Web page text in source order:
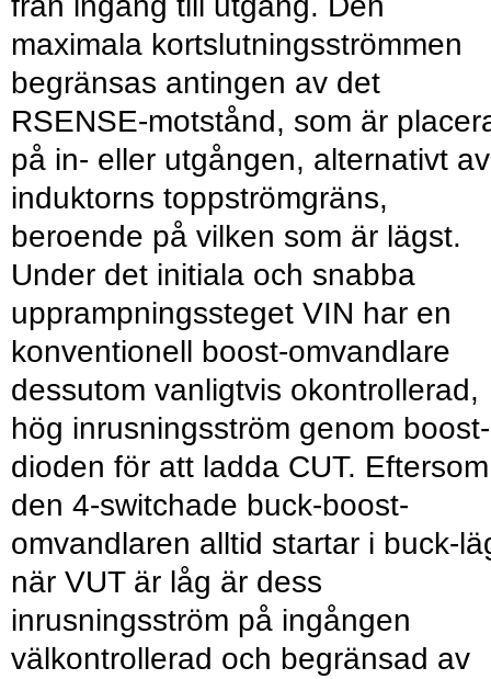
maximala kortslutningsströmmen
begränsas antingen av det
RSENSE-motstånd, som är
på in- eller utgången, alternativt av
induktorns toppströmgräns,
beroende på vilken som är lägst.
Under det initiala och snabba
upprampningssteget VIN har en
konventionell boost-omvandlare
dessutom vanligtvis okontrollerad,
hög inrusningsström genom boost-
dioden för att ladda CUT. Eftersom
den 4-switchade buck-boost-
omvandlaren alltid startar i buck-
när VUT är låg är dess
inrusningsström på ingången
välkontrollerad och begränsad av